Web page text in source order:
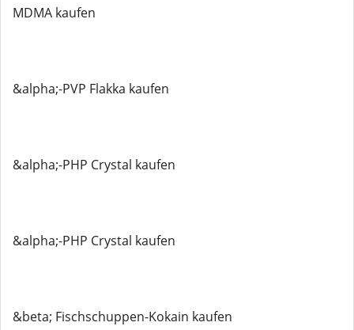
MDMA kaufen
&alpha;-PVP Flakka kaufen
&alpha;-PHP Crystal kaufen
&alpha;-PHP Crystal kaufen
&beta; Fischschuppen-Kokain kaufen